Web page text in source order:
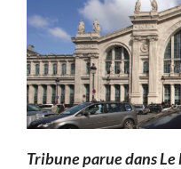
Tribune parue dans